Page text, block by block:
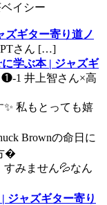
イシー
ズギター寄り道ノ
さん […]
学ぶ本 | ジャズギ
1 井上智さん×高
私もとっても嬉
Brownの命日に
�
すみません💦なん
ジャズギター寄り